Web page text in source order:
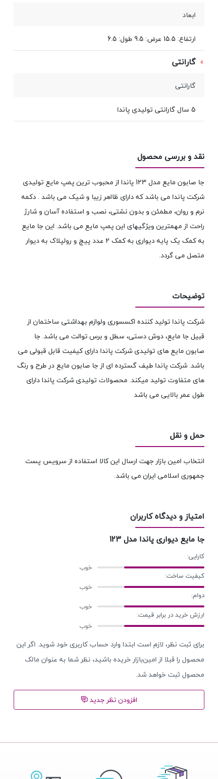
ابعاد
ارتفاع: 15.5 عرض: 9.5 طول: 6.5
گارانتی
گارانتی
5 سال گارانتی تولیدی پاندا
نقد و بررسی محصول
جا صابون مایع مدل 123 پاندا از محبوب ترین پمپ مایع تولیدی
شرکت پاندا می باشد که دارای ظااهر زیبا و شیک می باشد . دکمه
نرم و روان، مطمئن و بدون نشتی، نصب و استفاده آسان و شارژ
راحت از مهمترین ویژگیهای این پمپ مایع می باشد. این جا مایع
به کمک یک پایه دیواری به کمک 2 عدد پیچ و رولپلاک به دیوار
متصل می گردد.
توضیحات
شرکت پاندا تولید کننده اکسسوری ولوازم بهداشتی ساختمان از
قبیل جا مایع، دوش دستی، سطل و برس توالت می باشد. جا
صابون مایع های تولیدی شرکت پاندا دارای کیفیت قابل قبولی می
باشد. شرکت پاندا طیف گسترده ای از جا صابون مایع در طرح و رنگ
های متفاوت تولید میکند. محصولات تولیدی شرکت پاندا دارای
طول عمر بالایی می باشد
حمل و نقل
انتخاب امین بازار جهت ارسال این کالا استفاده از سرویس پست
جمهوری اسلامی ایران می باشد.
امتیاز و دیدگاه کاربران
جا مایع دیواری پاندا مدل 123
کارایی:
کیفیت ساخت:
دوام:
ارزش خرید در برابر قیمت:
برای ثبت نظر، لازم است ابتدا وارد حساب کاربری خود شوید. اگر این
محصول را قبلا از امین‌بازار خریده باشید، نظر شما به عنوان مالک
محصول ثبت خواهد شد.
افزودن نظر جدید